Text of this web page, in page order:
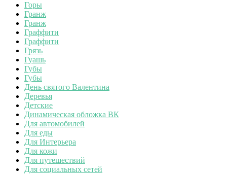
Горы
Гранж
Гранж
Граффити
Граффити
Грязь
Гуашь
Губы
Губы
День святого Валентина
Деревья
Детские
Динамическая обложка ВК
Для автомобилей
Для еды
Для Интерьера
Для кожи
Для путешествий
Для социальных сетей